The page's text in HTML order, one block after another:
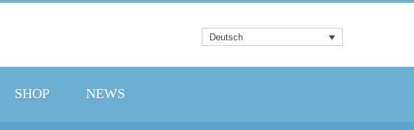
Deutsch
SHOP NEWS